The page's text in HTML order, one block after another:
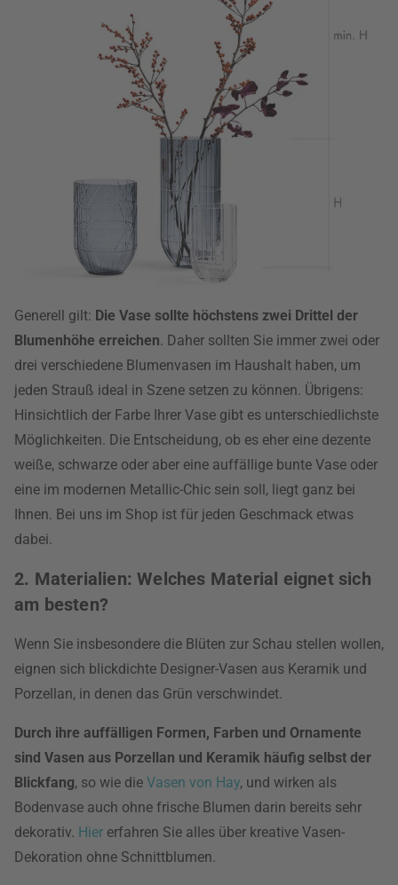
Generell gilt: Die Vase sollte höchstens zwei Drittel der
Blumenhöhe erreichen. Daher sollten Sie immer zwei oder
drei verschiedene Blumenvasen im Haushalt haben, um
jeden Strauß ideal in Szene setzen zu können. Übrigens:
Hinsichtlich der Farbe Ihrer Vase gibt es unterschiedlichste
Möglichkeiten. Die Entscheidung, ob es eher eine dezente
weiße, schwarze oder aber eine auffällige bunte Vase oder
eine im modernen Metallic-Chic sein soll, liegt ganz bei
Ihnen. Bei uns im Shop ist für jeden Geschmack etwas
dabei.
2. Materialien: Welches Material eignet sich
am besten?
Wenn Sie insbesondere die Blüten zur Schau stellen wollen,
eignen sich blickdichte Designer-Vasen aus Keramik und
Porzellan, in denen das Grün verschwindet.
Durch ihre auffälligen Formen, Farben und Ornamente
sind Vasen aus Porzellan und Keramik häufig selbst der
Blickfang, so wie die Vasen von Hay, und wirken als
Bodenvase auch ohne frische Blumen darin bereits sehr
dekorativ. Hier erfahren Sie alles über kreative Vasen-
Dekoration ohne Schnittblumen.